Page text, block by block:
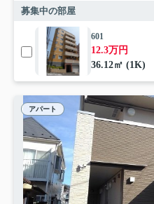
募集中の部屋
601
12.3万円
36.12㎡ (1K)
アパート